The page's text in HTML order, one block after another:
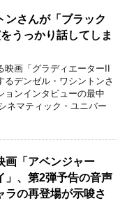
ンさんが「ブラック
うっかり話してしま
画「グラディエーターII
るデンゼル・ワシントンさ
ョンインタビューの最中
ネマティック・ユニバー
画「アベンジャー
」、第2弾予告の音声
ラの再登場が示唆さ